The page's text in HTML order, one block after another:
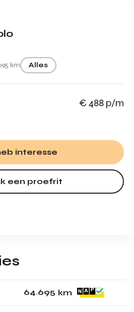
km Alles
€ 488 p/m
interesse
een proefrit
64.695 km